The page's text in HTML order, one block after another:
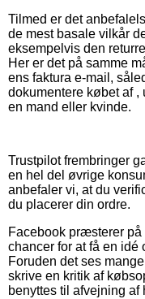
Tilmed er det
de mest basale vilkår
eksempelvis den
Her er det på samme
ens faktura e-mail,
dokumentere købet af ,
en mand eller kvinde.
Trustpilot frembringer
en hel del øvrige
anbefaler vi, at du
du placerer din ordre.
Facebook præsterer
chancer for at få en
Foruden det ses
skrive en kritik af
benyttes til afvejning af